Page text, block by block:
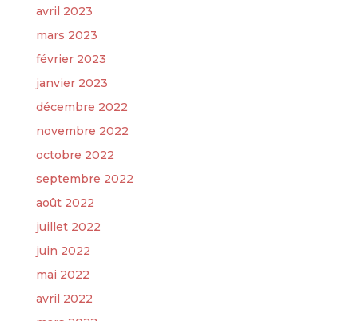
avril 2023
mars 2023
février 2023
janvier 2023
décembre 2022
novembre 2022
octobre 2022
septembre 2022
août 2022
juillet 2022
juin 2022
mai 2022
avril 2022